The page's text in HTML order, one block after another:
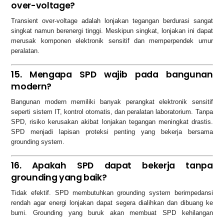
over-voltage?
Transient over-voltage adalah lonjakan tegangan berdurasi sangat
singkat namun berenergi tinggi. Meskipun singkat, lonjakan ini dapat
merusak komponen elektronik sensitif dan memperpendek umur
peralatan.
15. Mengapa SPD wajib pada bangunan
modern?
Bangunan modern memiliki banyak perangkat elektronik sensitif
seperti sistem IT, kontrol otomatis, dan peralatan laboratorium. Tanpa
SPD, risiko kerusakan akibat lonjakan tegangan meningkat drastis.
SPD menjadi lapisan proteksi penting yang bekerja bersama
grounding system.
16. Apakah SPD dapat bekerja tanpa
grounding yang baik?
Tidak efektif. SPD membutuhkan grounding system berimpedansi
rendah agar energi lonjakan dapat segera dialihkan dan dibuang ke
bumi. Grounding yang buruk akan membuat SPD kehilangan